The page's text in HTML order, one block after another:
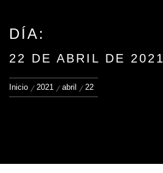
DÍA:
22 DE ABRIL DE 2021
Inicio 2021 abril 22